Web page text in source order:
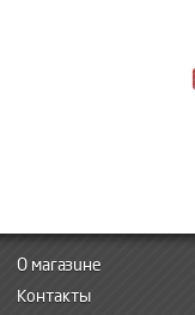
О магазине
Контакты